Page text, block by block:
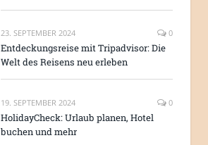
23. SEPTEMBER 2024 0
Entdeckungsreise mit Tripadvisor: Die
Welt des Reisens neu erleben
19. SEPTEMBER 2024 0
HolidayCheck: Urlaub planen, Hotel
buchen und mehr